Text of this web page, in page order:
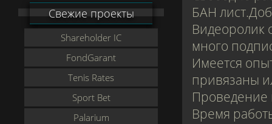
Свежие проекты
Shareholder IC
FondGarant
Tenis Rates
Sport Bet
Palarium
БАН
Видеоролик
много
Имеется
привязаны
Проведение
Время